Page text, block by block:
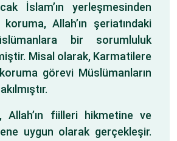
İslam’ın yerleşmesinden
Allah’ın şeriatındaki
bir sorumluluk
Misal olarak, Karmatilere
koruma görevi Müslümanların
Allah’ın fiilleri hikmetine ve
uygun olarak gerçekleşir.